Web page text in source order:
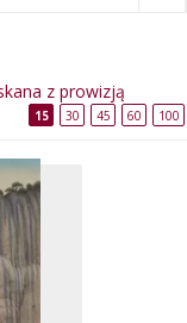
z prowizją
15 30 45 60 100